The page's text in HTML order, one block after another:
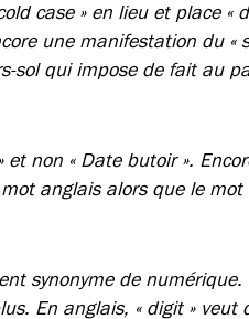
case » en lieu et place «
une manifestation du «
sol qui impose de fait au
et non « Date butoir ».
anglais alors que le mot
synonyme de numérique.
En anglais, « digit » veut